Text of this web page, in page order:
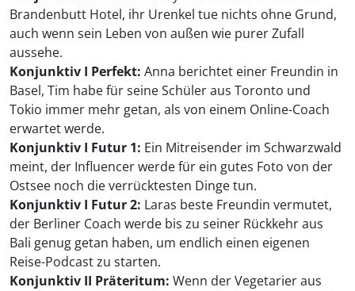
Brandenbutt Hotel, ihr Urenkel tue nichts ohne Grund,
auch wenn sein Leben von außen wie purer Zufall
aussehe.
Konjunktiv I Perfekt: Anna berichtet einer Freundin in
Basel, Tim habe für seine Schüler aus Toronto und
Tokio immer mehr getan, als von einem Online-Coach
erwartet werde.
Konjunktiv I Futur 1: Ein Mitreisender im Schwarzwald
meint, der Influencer werde für ein gutes Foto von der
Ostsee noch die verrücktesten Dinge tun.
Konjunktiv I Futur 2: Laras beste Freundin vermutet,
der Berliner Coach werde bis zu seiner Rückkehr aus
Bali genug getan haben, um endlich einen eigenen
Reise-Podcast zu starten.
Konjunktiv II Präteritum: Wenn der Vegetarier aus